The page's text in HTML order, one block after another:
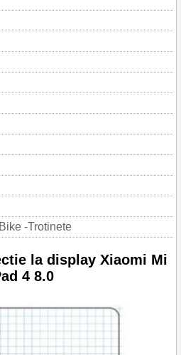
-Trotinete
la display Xiaomi Mi
4 8.0